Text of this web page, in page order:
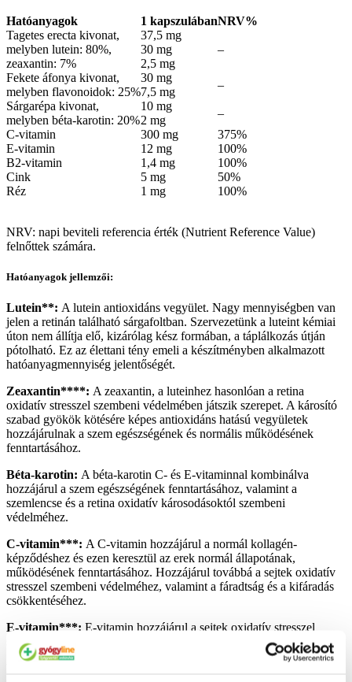
Hatóanyagok 1 kapszulábanNRV%
Tagetes erecta kivonat,
melyben lutein: 80%,
zeaxantin: 7%
37,5 mg
30 mg
2,5 mg
–
Fekete áfonya kivonat,
melyben flavonoidok: 25%
30 mg
7,5 mg
–
Sárgarépa kivonat,
melyben béta-karotin: 20%
10 mg
2 mg
–
C-vitamin
300 mg
375%
E-vitamin
12 mg
100%
B2-vitamin
1,4 mg
100%
Cink
5 mg
50%
Réz
1 mg 100%
NRV: napi beviteli referencia érték (Nutrient Reference Value)
felnőttek számára.
Hatóanyagok jellemzői:
Lutein**: A lutein antioxidáns vegyület. Nagy mennyiségben van
jelen a retinán található sárgafoltban. Szervezetünk a luteint kémiai
úton nem állítja elő, kizárólag kész formában, a táplálkozás útján
pótolható. Ez az élettani tény emeli a készítményben alkalmazott
hatóanyagmennyiség jelentőségét.
Zeaxantin****: A zeaxantin, a luteinhez hasonlóan a retina
oxidatív stresszel szembeni védelmében játszik szerepet. A károsító
szabad gyökök kötésére képes antioxidáns hatású vegyületek
hozzájárulnak a szem egészségének és normális működésének
fenntartásához.
Béta-karotin: A béta-karotin C- és E-vitaminnal kombinálva
hozzájárul a szem egészségének fenntartásához, valamint a
szemlencse és a retina oxidatív károsodásoktól szembeni
védelméhez.
C-vitamin***: A C-vitamin hozzájárul a normál kollagén-
képződéshez és ezen keresztül az erek normál állapotának,
működésének fenntartásához. Hozzájárul továbbá a sejtek oxidatív
stresszel szembeni védelméhez, valamint a fáradtság és a kifáradás
csökkentéséhez.
E-vitamin***: E-vitamin hozzájárul a sejtek oxidatív stresszel
szembeni védelméhez.